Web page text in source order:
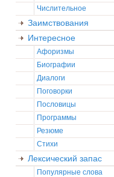
Числительное
Заимствования
Интересное
Афоризмы
Биографии
Диалоги
Поговорки
Пословицы
Программы
Резюме
Стихи
Лексический запас
Популярные слова